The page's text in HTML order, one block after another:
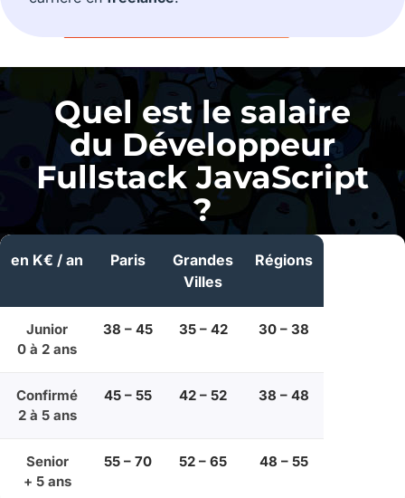
Quel est le salaire
du Développeur
Fullstack JavaScript
?
en K€ / an Paris
Grandes
Villes
Régions
Junior
0 à 2 ans
38 – 45 35 – 42 30 – 38
Confirmé
2 à 5 ans
45 – 55 42 – 52 38 – 48
Senior
+ 5 ans
55 – 70 52 – 65 48 – 55